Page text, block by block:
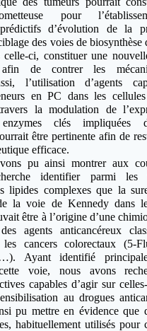
pour
d’évolution de la
des voies de biosynthèse
celle-ci, constituer une
afin de contrer les
l’utilisation d’agents
en PC dans les
la modulation de
clés impliquées
être pertinente afin de
efficace.
pu ainsi montrer aux
identifier parmi les
lipides complexes que la
la voie de Kennedy dans
être à l’origine d’une
agents anticancéreux
cancers colorectaux (5-
Ayant identifié
voie, nous avons
capables d’agir sur
au drogues
pu mettre en évidence que
habituellement utilisés pour